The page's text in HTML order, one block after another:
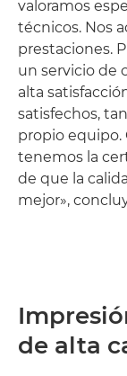
valoramos
técnicos. Nos
prestaciones.
un servicio de
alta
satisfechos,
propio equipo.
tenemos la
de que la
mejor»,
de alta